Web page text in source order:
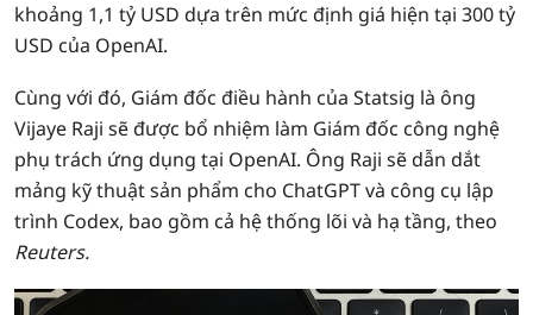
khoảng 1,1 tỷ USD dựa trên mức định giá hiện tại 300 tỷ
USD của OpenAI.
Cùng với đó, Giám đốc điều hành của Statsig là ông
Vijaye Raji sẽ được bổ nhiệm làm Giám đốc công nghệ
phụ trách ứng dụng tại OpenAI. Ông Raji sẽ dẫn dắt
mảng kỹ thuật sản phẩm cho ChatGPT và công cụ lập
trình Codex, bao gồm cả hệ thống lõi và hạ tầng, theo
Reuters.